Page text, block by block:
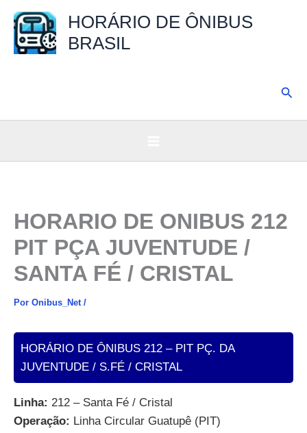
para
HORÁRIO DE ÔNIBUS
BRASIL
HORARIO DE ONIBUS 212
PIT PÇA JUVENTUDE /
SANTA FÉ / CRISTAL
Por Onibus_Net /
HORÁRIO DE ÔNIBUS 212 – PIT PÇ. DA
JUVENTUDE / S.FÉ / CRISTAL
Linha: 212 – Santa Fé / Cristal
Operação: Linha Circular Guatupê (PIT)